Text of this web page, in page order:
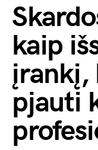
kaip
įrankį,
pjauti